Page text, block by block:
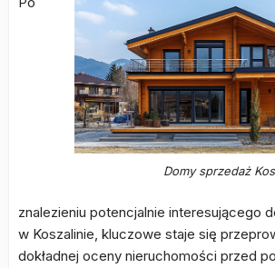
Domy sprzedaż
znalezieniu potencjalnie interesującego
w Koszalinie, kluczowe staje się
dokładnej oceny nieruchomości przed